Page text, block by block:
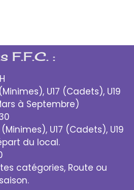
F.F.C. :
U17 (Cadets), U19
à Septembre)
U17 (Cadets), U19
du local.
catégories, Route ou